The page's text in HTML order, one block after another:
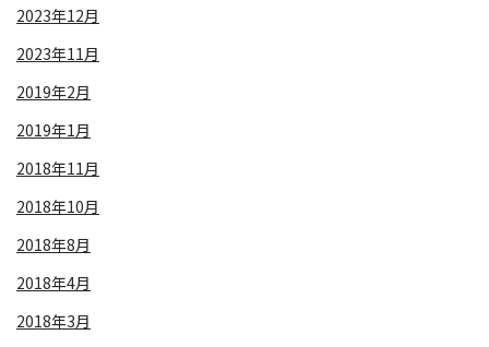
2023年12月
2023年11月
2019年2月
2019年1月
2018年11月
2018年10月
2018年8月
2018年4月
2018年3月